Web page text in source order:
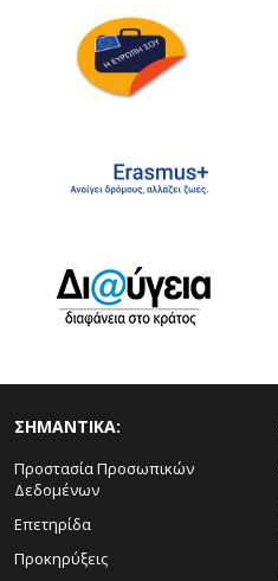
ΣΗΜΑΝΤΙΚΑ:
Προστασία Προσωπικών
Δεδομένων
Επετηρίδα
Προκηρύξεις